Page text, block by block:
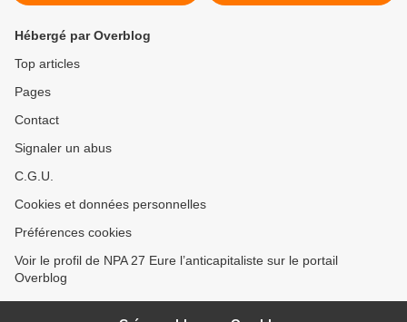
Hébergé par Overblog
Top articles
Pages
Contact
Signaler un abus
C.G.U.
Cookies et données personnelles
Préférences cookies
Voir le profil de NPA 27 Eure l’anticapitaliste sur le portail
Overblog